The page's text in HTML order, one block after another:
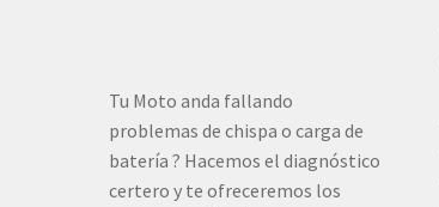
Tu Moto anda fallando
problemas de chispa o carga de
batería ? Hacemos el diagnóstico
certero y te ofreceremos los